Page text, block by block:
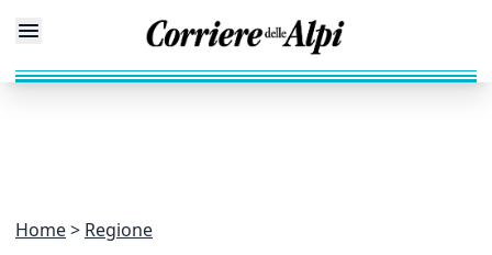
Home Regione